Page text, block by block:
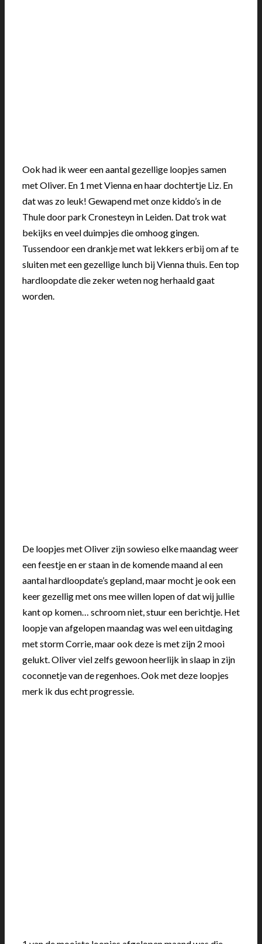
Ook had ik weer een aantal gezellige loopjes samen
met Oliver. En 1 met Vienna en haar dochtertje Liz. En
dat was zo leuk! Gewapend met onze kiddo’s in de
Thule door park Cronesteyn in Leiden. Dat trok wat
bekijks en veel duimpjes die omhoog gingen.
Tussendoor een drankje met wat lekkers erbij om af te
sluiten met een gezellige lunch bij Vienna thuis. Een top
hardloopdate die zeker weten nog herhaald gaat
worden.
De loopjes met Oliver zijn sowieso elke maandag weer
een feestje en er staan in de komende maand al een
aantal hardloopdate’s gepland, maar mocht je ook een
keer gezellig met ons mee willen lopen of dat wij jullie
kant op komen… schroom niet, stuur een berichtje. Het
loopje van afgelopen maandag was wel een uitdaging
met storm Corrie, maar ook deze is met zijn 2 mooi
gelukt. Oliver viel zelfs gewoon heerlijk in slaap in zijn
coconnetje van de regenhoes. Ook met deze loopjes
merk ik dus echt progressie.